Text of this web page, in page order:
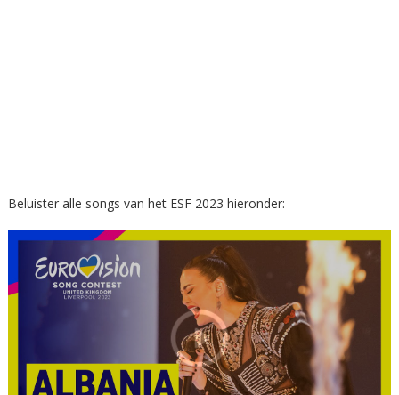
Beluister alle songs van het ESF 2023 hieronder: